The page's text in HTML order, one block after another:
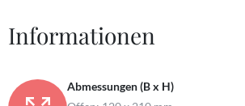
Informationen
Abmessungen (B x H)